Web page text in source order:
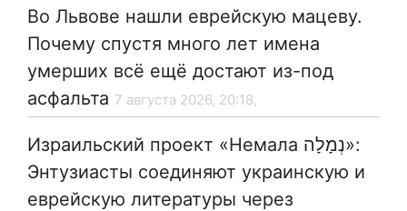
Во Львове нашли еврейскую мацеву.
Почему спустя много лет имена
умерших всё ещё достают из-под
асфальта 7 августа 2026, 20:18,
Израильский проект «Немала נְמָלָה»:
Энтузиасты соединяют украинскую и
еврейскую литературы через